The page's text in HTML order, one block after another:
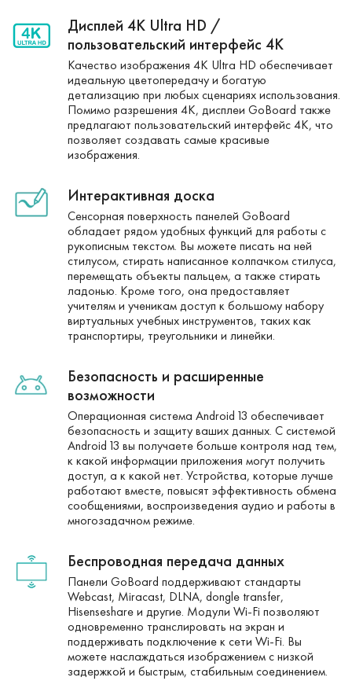
Дисплей 4K Ultra HD /
пользовательский интерфейс 4K
Качество изображения 4K Ultra HD обеспечивает
идеальную цветопередачу и богатую
детализацию при любых сценариях использования.
Помимо разрешения 4K, дисплеи GoBoard также
предлагают пользовательский интерфейс 4K, что
позволяет создавать самые красивые
изображения.
Интерактивная доска
Сенсорная поверхность панелей GoBoard
обладает рядом удобных функций для работы с
рукописным текстом. Вы можете писать на ней
стилусом, стирать написанное колпачком стилуса,
перемещать объекты пальцем, а также стирать
ладонью. Кроме того, она предоставляет
учителям и ученикам доступ к большому набору
виртуальных учебных инструментов, таких как
транспортиры, треугольники и линейки.
Безопасность и расширенные
возможности
Операционная система Android 13 обеспечивает
безопасность и защиту ваших данных. С системой
Android 13 вы получаете больше контроля над тем,
к какой информации приложения могут получить
доступ, а к какой нет. Устройства, которые лучше
работают вместе, повысят эффективность обмена
сообщениями, воспроизведения аудио и работы в
многозадачном режиме.
Беспроводная передача данных
Панели GoBoard поддерживают стандарты
Webcast, Miracast, DLNA, dongle transfer,
Hisenseshare и другие. Модули Wi-Fi позволяют
одновременно транслировать на экран и
поддерживать подключение к сети Wi-Fi. Вы
можете наслаждаться изображением с низкой
задержкой и быстрым, стабильным соединением.